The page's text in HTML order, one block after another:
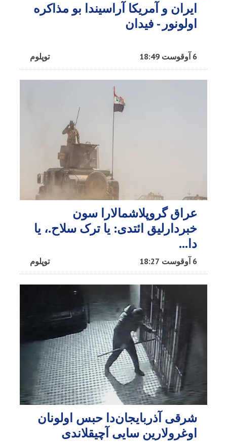
ایران و آمریکا آراسیندا بو مذاکره
اولونور - فیدان
توپلوم 6 آوقوست 18:49
عراق گروپلاشمالارا سون
خبردارلیق ائتدی: یا ترک سلاح.، یا
دا…
توپلوم 6 آوقوست 18:27
شرقی آذربایجان‌دا حبس اولونان
اوغرولارین سایی آچیقلاندی